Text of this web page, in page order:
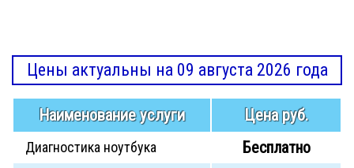
Цены актуальны на 09 августа 2026 года
Наименование услуги Цена руб.
Диагностика ноутбука Бесплатно